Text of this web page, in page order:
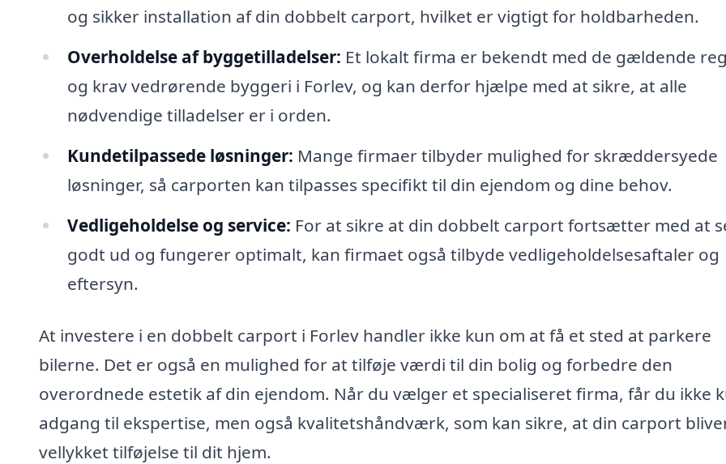
og sikker installation af din dobbelt carport, hvilket er vigtigt for holdbarheden.
Overholdelse af byggetilladelser: Et lokalt firma er bekendt med de gældende
og krav vedrørende byggeri i Forlev, og kan derfor hjælpe med at sikre, at alle
nødvendige tilladelser er i orden.
Kundetilpassede løsninger: Mange firmaer tilbyder mulighed for skræddersyede
løsninger, så carporten kan tilpasses specifikt til din ejendom og dine behov.
Vedligeholdelse og service: For at sikre at din dobbelt carport fortsætter med at
godt ud og fungerer optimalt, kan firmaet også tilbyde vedligeholdelsesaftaler og
eftersyn.
At investere i en dobbelt carport i Forlev handler ikke kun om at få et sted at parkere
bilerne. Det er også en mulighed for at tilføje værdi til din bolig og forbedre den
overordnede estetik af din ejendom. Når du vælger et specialiseret firma, får du ikke
adgang til ekspertise, men også kvalitetshåndværk, som kan sikre, at din carport
vellykket tilføjelse til dit hjem.